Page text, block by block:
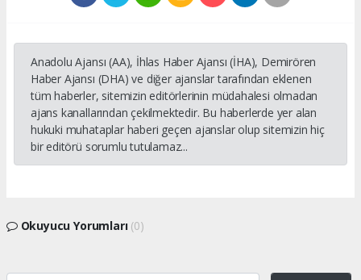
Anadolu Ajansı (AA), İhlas Haber Ajansı (İHA), Demirören
Haber Ajansı (DHA) ve diğer ajanslar tarafından eklenen
tüm haberler, sitemizin editörlerinin müdahalesi olmadan
ajans kanallarından çekilmektedir. Bu haberlerde yer alan
hukuki muhataplar haberi geçen ajanslar olup sitemizin hiç
bir editörü sorumlu tutulamaz...
Okuyucu Yorumları (0)